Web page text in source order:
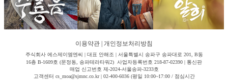
이용약관 개인정보처리방침
주식회사 에스제이엠엔씨 | 대표 안해조 | 서울특별시 송파구 송파대로 201, B동
16층 B-1609호 (문정동, 송파테라타워2) 사업자등록번호 218-87-02390 | 통신판
매업 신고번호 제-2024-서울송파-3233호
고객센터 cs_moa@sjmnc.co.kr | 02-400-6036 (평일 10:00~17:00 / 점심시간